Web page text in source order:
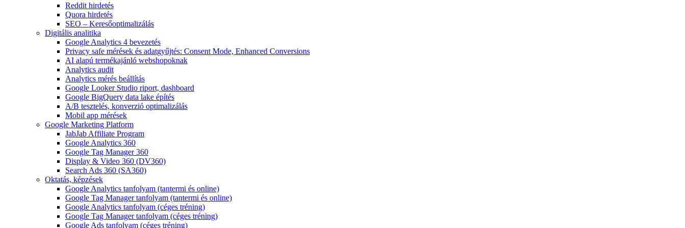
Reddit hirdetés
Quora hirdetés
SEO – Keresőoptimalizálás
Digitális analitika
Google Analytics 4 bevezetés
Privacy safe mérések és adatgyűjtés: Consent Mode, Enhanced Conversions
AI alapú termékajánló webshopoknak
Analytics audit
Analytics mérés beállítás
Google Looker Studio riport, dashboard
Google BigQuery data lake építés
A/B tesztelés, konverzió optimalizálás
Mobil app mérések
Google Marketing Platform
JabJab Affiliate Program
Google Analytics 360
Google Tag Manager 360
Display & Video 360 (DV360)
Search Ads 360 (SA360)
Oktatás, képzések
Google Analytics tanfolyam (tantermi és online)
Google Tag Manager tanfolyam (tantermi és online)
Google Analytics tanfolyam (céges tréning)
Google Tag Manager tanfolyam (céges tréning)
Google Ads tanfolyam (céges tréning)